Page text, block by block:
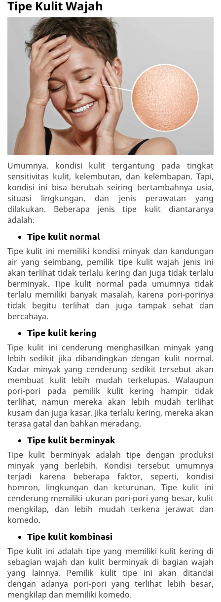
Tipe Kulit Wajah
Umumnya, kondisi kulit tergantung pada tingkat
sensitivitas kulit, kelembutan, dan kelembapan. Tapi,
kondisi ini bisa berubah seiring bertambahnya usia,
situasi lingkungan, dan jenis perawatan yang
dilakukan. Beberapa jenis tipe kulit diantaranya
adalah:
Tipe kulit normal
Tipe kulit ini memiliki kondisi minyak dan kandungan
air yang seimbang, pemilik tipe kulit wajah jenis ini
akan terlihat tidak terlalu kering dan juga tidak terlalu
berminyak. Tipe kulit normal pada umumnya tidak
terlalu memiliki banyak masalah, karena pori-porinya
tidak begitu terlihat dan juga tampak sehat dan
bercahaya.
Tipe kulit kering
Tipe kulit ini cenderung menghasilkan minyak yang
lebih sedikit jika dibandingkan dengan kulit normal.
Kadar minyak yang cenderung sedikit tersebut akan
membuat kulit lebih mudah terkelupas. Walaupun
pori-pori pada pemilik kulit kering hampir tidak
terlihat, namun mereka akan lebih mudah terlihat
kusam dan juga kasar. Jika terlalu kering, mereka akan
terasa gatal dan bahkan meradang.
Tipe kulit berminyak
Tipe kulit berminyak adalah tipe dengan produksi
minyak yang berlebih. Kondisi tersebut umumnya
terjadi karena beberapa faktor, seperti, kondisi
homron, lingkungan dan keturunan. Tipe kulit ini
cenderung memiliki ukuran pori-pori yang besar, kulit
mengkilap, dan lebih mudah terkena jerawat dan
komedo.
Tipe kulit kombinasi
Tipe kulit ini adalah tipe yang memiliki kulit kering di
sebagian wajah dan kulit berminyak di bagian wajah
yang lainnya. Pemilik kulit tipe ini akan ditandai
dengan adanya pori-pori yang terlihat lebih besar,
mengkilap dan memiliki komedo.